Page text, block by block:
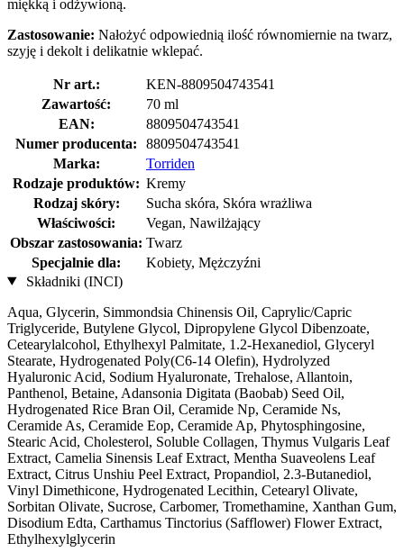
miękką i odżywioną.
Zastosowanie: Nałożyć odpowiednią ilość równomiernie na twarz,
szyję i dekolt i delikatnie wklepać.
Nr art.:
KEN-8809504743541
Zawartość:
70 ml
EAN:
8809504743541
Numer producenta:
8809504743541
Marka:
Torriden
Rodzaje produktów: Kremy
Rodzaj skóry:
Sucha skóra, Skóra wrażliwa
Właściwości:
Vegan, Nawilżający
Obszar zastosowania: Twarz
Specjalnie dla:
Kobiety, Mężczyźni
Składniki (INCI)
Aqua, Glycerin, Simmondsia Chinensis Oil, Caprylic/Capric
Triglyceride, Butylene Glycol, Dipropylene Glycol Dibenzoate,
Cetearylalcohol, Ethylhexyl Palmitate, 1.2-Hexanediol, Glyceryl
Stearate, Hydrogenated Poly(C6-14 Olefin), Hydrolyzed
Hyaluronic Acid, Sodium Hyaluronate, Trehalose, Allantoin,
Panthenol, Betaine, Adansonia Digitata (Baobab) Seed Oil,
Hydrogenated Rice Bran Oil, Ceramide Np, Ceramide Ns,
Ceramide As, Ceramide Eop, Ceramide Ap, Phytosphingosine,
Stearic Acid, Cholesterol, Soluble Collagen, Thymus Vulgaris Leaf
Extract, Camelia Sinensis Leaf Extract, Mentha Suaveolens Leaf
Extract, Citrus Unshiu Peel Extract, Propandiol, 2.3-Butanediol,
Vinyl Dimethicone, Hydrogenated Lecithin, Cetearyl Olivate,
Sorbitan Olivate, Sucrose, Carbomer, Tromethamine, Xanthan Gum,
Disodium Edta, Carthamus Tinctorius (Safflower) Flower Extract,
Ethylhexylglycerin